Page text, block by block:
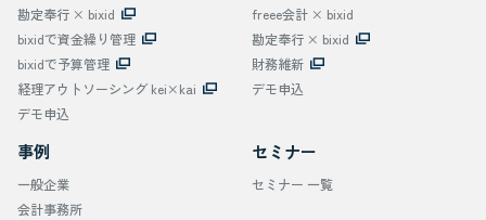
勘定奉行 × bixid
bixidで資金繰り管理
bixidで予算管理
経理アウトソーシング kei×kai
デモ申込
freee会計 × bixid
勘定奉行 × bixid
財務維新
デモ申込
事例
一般企業
会計事務所
セミナー
セミナー 一覧